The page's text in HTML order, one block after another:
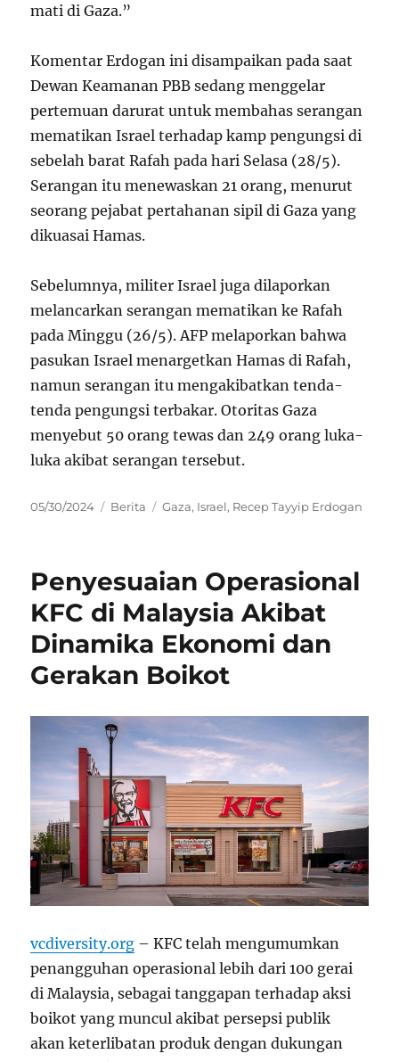
mati di Gaza.”
Komentar Erdogan ini disampaikan pada saat
Dewan Keamanan PBB sedang menggelar
pertemuan darurat untuk membahas serangan
mematikan Israel terhadap kamp pengungsi di
sebelah barat Rafah pada hari Selasa (28/5).
Serangan itu menewaskan 21 orang, menurut
seorang pejabat pertahanan sipil di Gaza yang
dikuasai Hamas.
Sebelumnya, militer Israel juga dilaporkan
melancarkan serangan mematikan ke Rafah
pada Minggu (26/5). AFP melaporkan bahwa
pasukan Israel menargetkan Hamas di Rafah,
namun serangan itu mengakibatkan tenda-
tenda pengungsi terbakar. Otoritas Gaza
menyebut 50 orang tewas dan 249 orang luka-
luka akibat serangan tersebut.
Posted
05/30/2024 Categories
Berita Tags
Gaza, Israel, Recep Tayyip Erdogan
Penyesuaian Operasional
KFC di Malaysia Akibat
Dinamika Ekonomi dan
Gerakan Boikot
vcdiversity.org – KFC telah mengumumkan
penangguhan operasional lebih dari 100 gerai
di Malaysia, sebagai tanggapan terhadap aksi
boikot yang muncul akibat persepsi publik
akan keterlibatan produk dengan dukungan